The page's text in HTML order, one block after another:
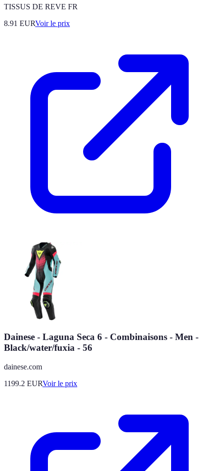
TISSUS DE REVE FR
8.91 EURVoir le prix
Dainese - Laguna Seca 6 - Combinaisons - Men -
Black/water/fuxia - 56
dainese.com
1199.2 EURVoir le prix